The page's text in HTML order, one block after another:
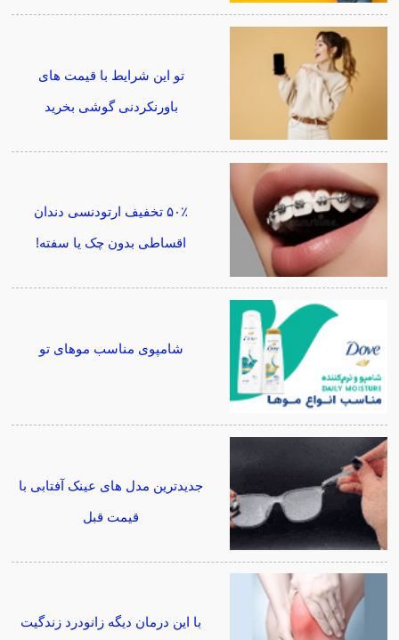
تو این شرایط با قیمت های
باورنکردنی گوشی بخرید
۵۰٪ تخفیف ارتودنسی دندان
اقساطی بدون چک یا سفته!
شامپوی مناسب موهای تو
جدیدترین مدل های عینک آفتابی با
قیمت قبل
با این درمان دیگه زانودرد زندگیت